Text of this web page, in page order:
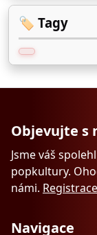
🏷️ Tagy
Objevujte s
Jsme váš
popkultury.
námi. Registrace
Navigace